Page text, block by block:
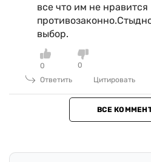
все что им не нравится
выбор.
0
0
Ответить
Цитировать
ВСЕ